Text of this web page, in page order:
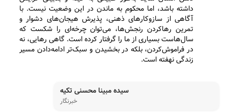
داشته باشد، اما محکوم به ماندن در این وضعیت نیست. با
آگاهی از سازوکارهای ذهنی، پذیرش هیجان‌های دشوار و
تمرین رهاکردن رنجش‌ها، می‌توان چرخه‌ای را شکست که
سال‌هاست بسیاری از ما را گرفتار کرده است. گاهی رهایی، نه
در فراموش‌کردن، بلکه در بخشیدن و سبک‌تر ادامه‌دادن مسیر
زندگی نهفته است.
سیده مبینا محسنی تکیه
خبرنگار